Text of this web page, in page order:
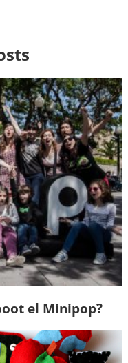
el Minipop?